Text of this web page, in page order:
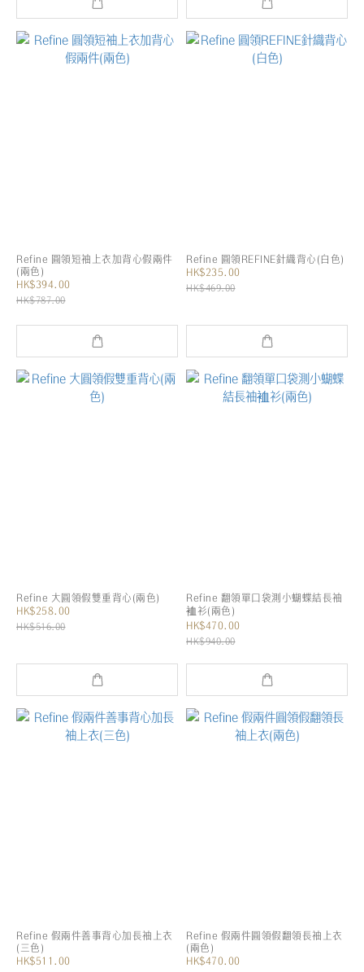
Refine 圓領短袖上衣加背心假兩件
(兩色)
HK$394.00
HK$787.00
Refine 圓領REFINE針織背心(白色)
HK$235.00
HK$469.00
Refine 大圓領假雙重背心(兩色)
HK$258.00
HK$516.00
Refine 翻領單口袋測小蝴蝶結長袖
裇衫(兩色)
HK$470.00
HK$940.00
Refine 假兩件善事背心加長袖上衣
(三色)
HK$511.00
Refine 假兩件圓領假翻領長袖上衣
(兩色)
HK$470.00